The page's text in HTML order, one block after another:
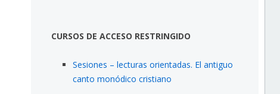
CURSOS DE ACCESO RESTRINGIDO
Sesiones – lecturas orientadas. El antiguo
canto monódico cristiano